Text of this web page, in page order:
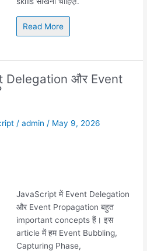
Read More
Delegation और Event
/admin / May 9, 2026
JavaScript में Event Delegation
और Event Propagation बहुत
important concepts हैं। इस
article में हम Event Bubbling,
Capturing Phase,